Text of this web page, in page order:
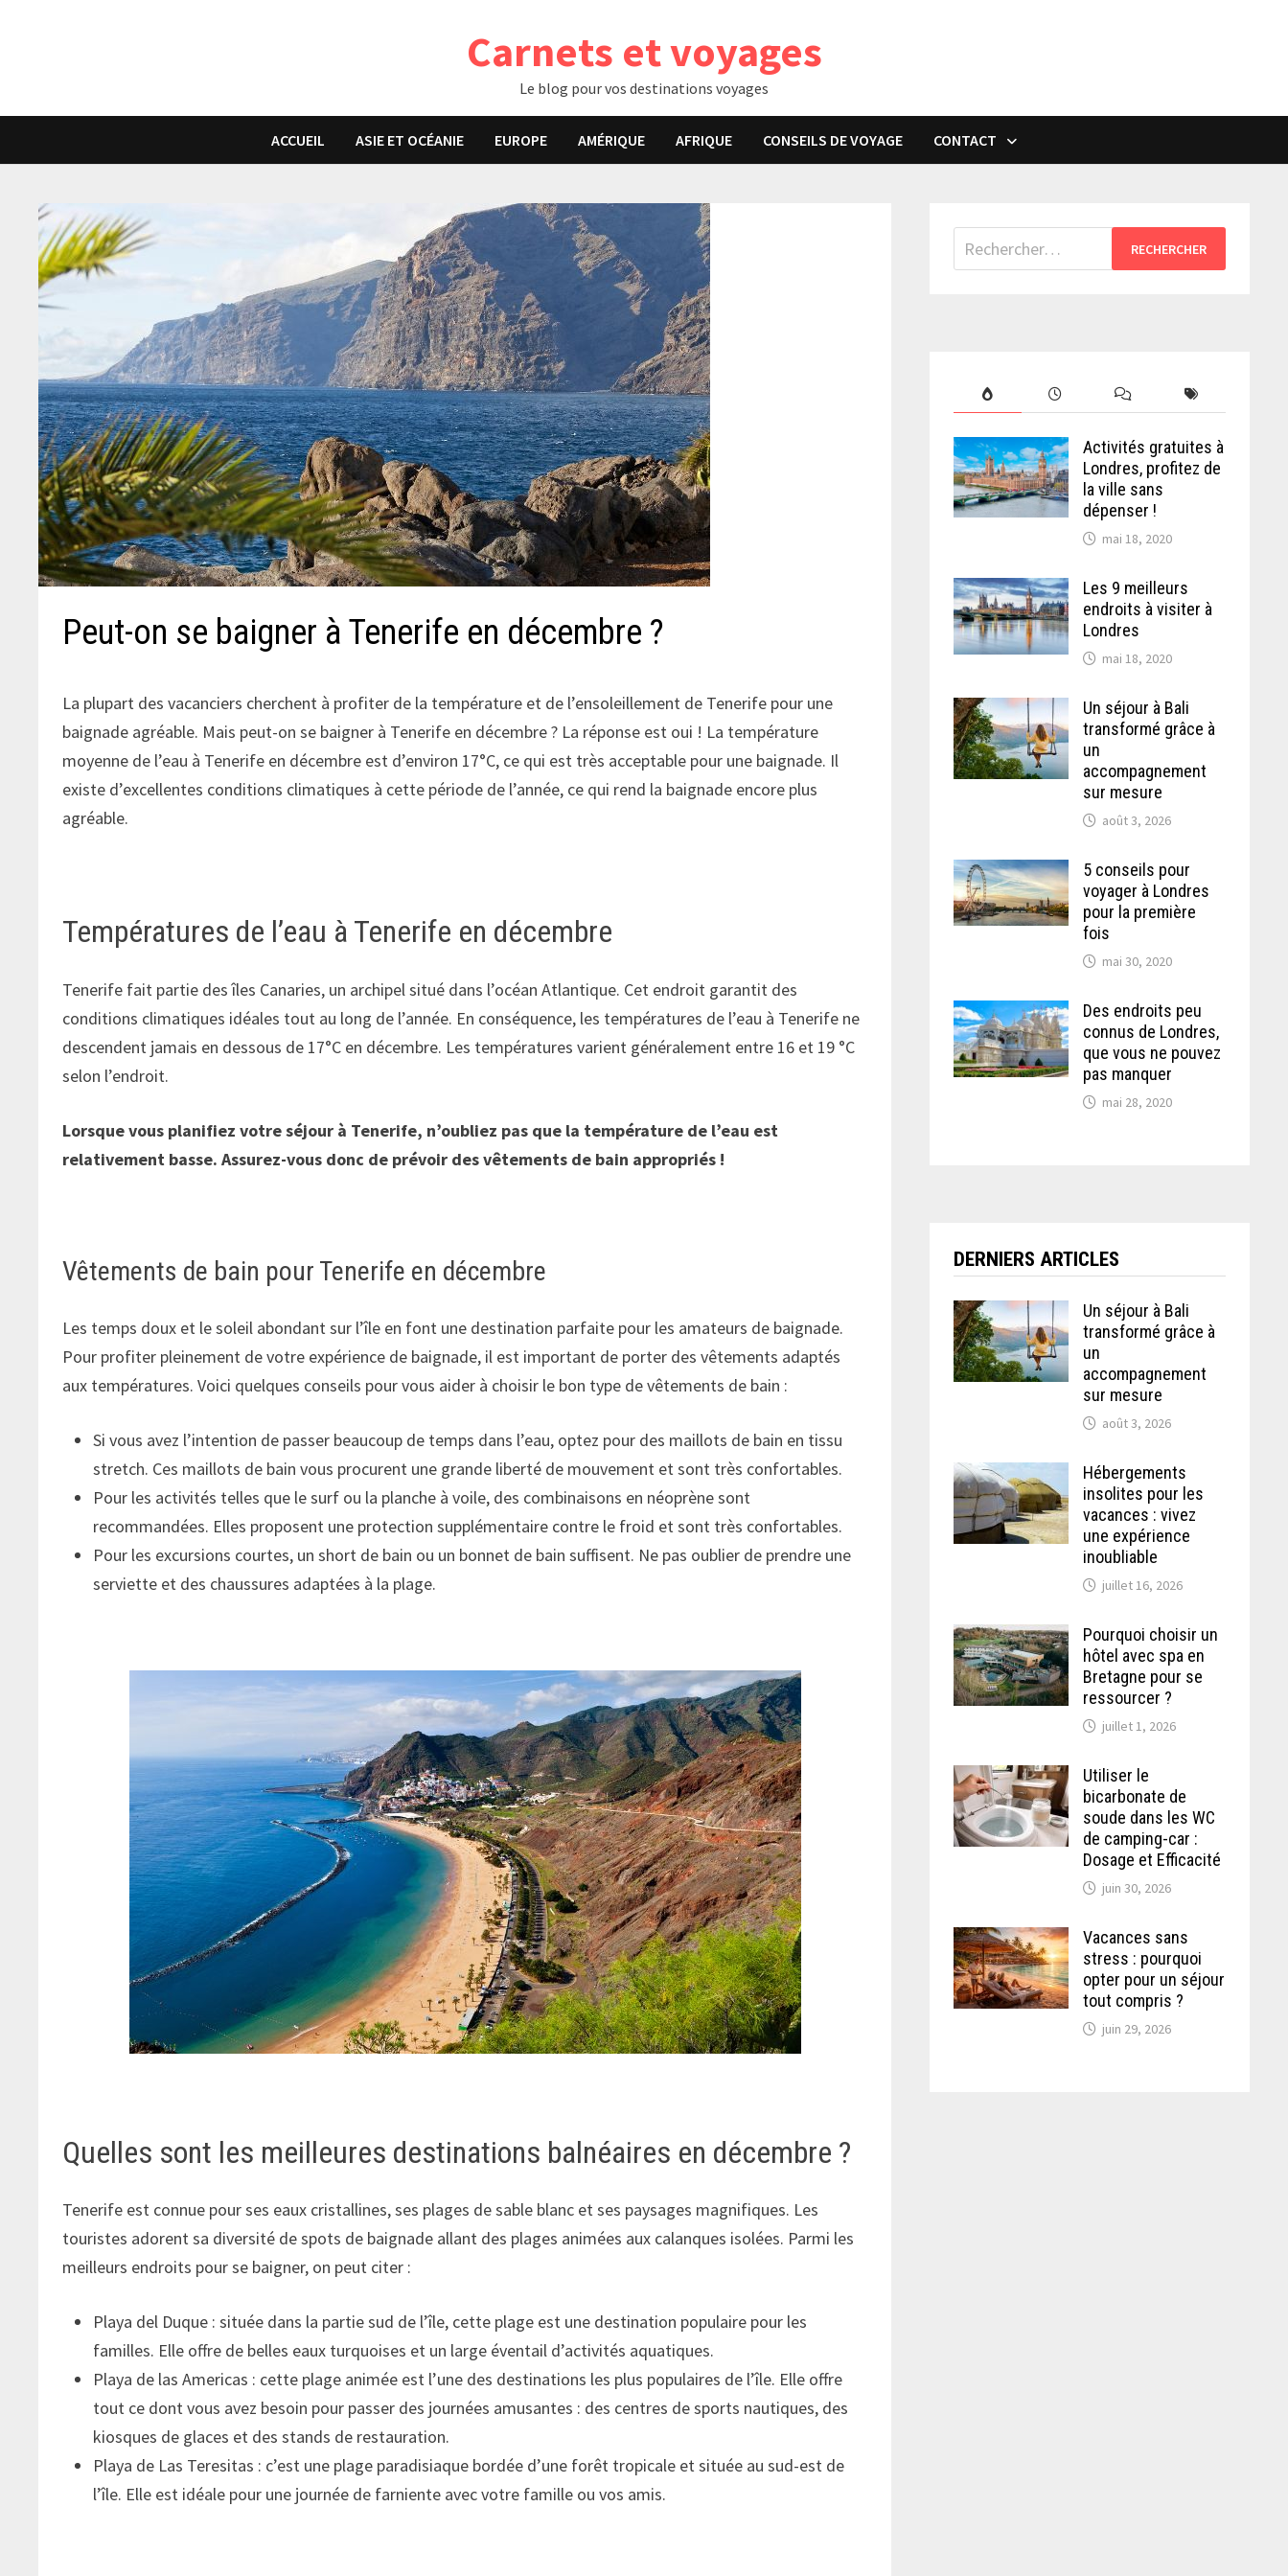
Carnets et voyages
Le blog pour vos destinations voyages
ACCUEIL ASIE ET OCÉANIE EUROPE AMÉRIQUE AFRIQUE CONSEILS DE VOYAGE CONTACT
Peut-on se baigner à Tenerife en décembre ?
La plupart des vacanciers cherchent à profiter de la température et de l’ensoleillement de Tenerife pour une
baignade agréable. Mais peut-on se baigner à Tenerife en décembre ? La réponse est oui ! La température
moyenne de l’eau à Tenerife en décembre est d’environ 17°C, ce qui est très acceptable pour une baignade. Il
existe d’excellentes conditions climatiques à cette période de l’année, ce qui rend la baignade encore plus
agréable.
Températures de l’eau à Tenerife en décembre
Tenerife fait partie des îles Canaries, un archipel situé dans l’océan Atlantique. Cet endroit garantit des
conditions climatiques idéales tout au long de l’année. En conséquence, les températures de l’eau à Tenerife ne
descendent jamais en dessous de 17°C en décembre. Les températures varient généralement entre 16 et 19 °C
selon l’endroit.
Lorsque vous planifiez votre séjour à Tenerife, n’oubliez pas que la température de l’eau est
relativement basse. Assurez-vous donc de prévoir des vêtements de bain appropriés !
Vêtements de bain pour Tenerife en décembre
Les temps doux et le soleil abondant sur l’île en font une destination parfaite pour les amateurs de baignade.
Pour profiter pleinement de votre expérience de baignade, il est important de porter des vêtements adaptés
aux températures. Voici quelques conseils pour vous aider à choisir le bon type de vêtements de bain :
Si vous avez l’intention de passer beaucoup de temps dans l’eau, optez pour des maillots de bain en tissu
stretch. Ces maillots de bain vous procurent une grande liberté de mouvement et sont très confortables.
Pour les activités telles que le surf ou la planche à voile, des combinaisons en néoprène sont
recommandées. Elles proposent une protection supplémentaire contre le froid et sont très confortables.
Pour les excursions courtes, un short de bain ou un bonnet de bain suffisent. Ne pas oublier de prendre une
serviette et des chaussures adaptées à la plage.
Quelles sont les meilleures destinations balnéaires en décembre ?
Tenerife est connue pour ses eaux cristallines, ses plages de sable blanc et ses paysages magnifiques. Les
touristes adorent sa diversité de spots de baignade allant des plages animées aux calanques isolées. Parmi les
meilleurs endroits pour se baigner, on peut citer :
Playa del Duque : située dans la partie sud de l’île, cette plage est une destination populaire pour les
familles. Elle offre de belles eaux turquoises et un large éventail d’activités aquatiques.
Playa de las Americas : cette plage animée est l’une des destinations les plus populaires de l’île. Elle offre
tout ce dont vous avez besoin pour passer des journées amusantes : des centres de sports nautiques, des
kiosques de glaces et des stands de restauration.
Playa de Las Teresitas : c’est une plage paradisiaque bordée d’une forêt tropicale et située au sud-est de
l’île. Elle est idéale pour une journée de farniente avec votre famille ou vos amis.
Rechercher :
Activités gratuites à
Londres, profitez de
la ville sans
dépenser !
mai 18, 2020
Les 9 meilleurs
endroits à visiter à
Londres
mai 18, 2020
Un séjour à Bali
transformé grâce à
un
accompagnement
sur mesure
août 3, 2026
5 conseils pour
voyager à Londres
pour la première
fois
mai 30, 2020
Des endroits peu
connus de Londres,
que vous ne pouvez
pas manquer
mai 28, 2020
DERNIERS ARTICLES
Un séjour à Bali
transformé grâce à
un
accompagnement
sur mesure
août 3, 2026
Hébergements
insolites pour les
vacances : vivez
une expérience
inoubliable
juillet 16, 2026
Pourquoi choisir un
hôtel avec spa en
Bretagne pour se
ressourcer ?
juillet 1, 2026
Utiliser le
bicarbonate de
soude dans les WC
de camping-car :
Dosage et Efficacité
juin 30, 2026
Vacances sans
stress : pourquoi
opter pour un séjour
tout compris ?
juin 29, 2026